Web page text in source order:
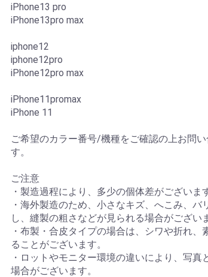
iPhone13 pro
iPhone13pro max
iphone12
iphone12pro
iPhone12pro max
iPhone11promax
iPhone 11
ご希望のカラー番号/機種をご確認の上お問
す。
ご注意
・製造過程により、多少の個体差がございま
・海外製造のため、小さなキズ、へこみ、バ
し、縫製の粗さなどが見られる場合がござい
・布製・合皮タイプの場合は、シワや折れ
ることがございます。
・ロットやモニター環境の違いにより、写真
場合がございます。